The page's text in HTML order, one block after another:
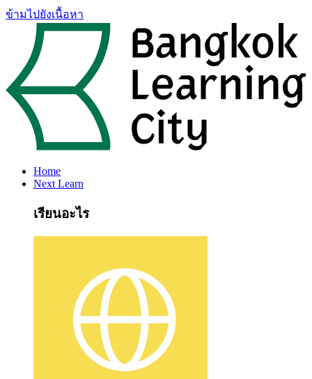
ข้ามไปยังเนื้อหา
Home
Next Learn
เรียนอะไร